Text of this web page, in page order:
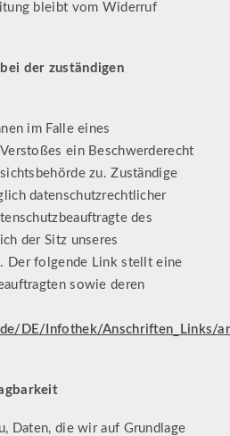
bleibt vom Widerruf
der zuständigen
im Falle eines
ein Beschwerderecht
zu. Zuständige
datenschutzrechtlicher
des
der Sitz unseres
Der folgende Link stellt eine
sowie deren
DE/Infothek/Anschriften_Links/
Daten, die wir auf Grundlage